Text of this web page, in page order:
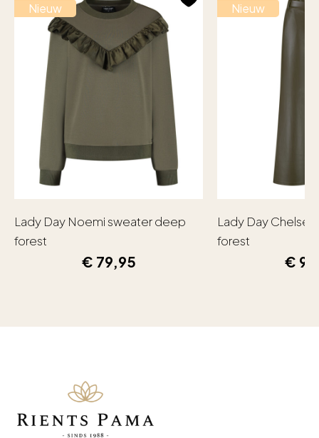
Nieuw
Lady Day Noemi sweater deep
forest
€ 79,95
Nieuw
Lady Day
forest
€